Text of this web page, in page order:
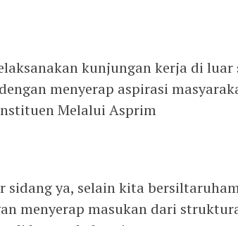
kunjungan kerja di luar
menyerap aspirasi
Melalui Asprim
sidang ya, selain kita
menyerap masukan dari